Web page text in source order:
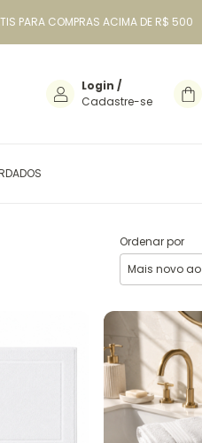
PARA COMPRAS ACIMA DE R$ 500
Login /
Cadastre-se
Ordenar por